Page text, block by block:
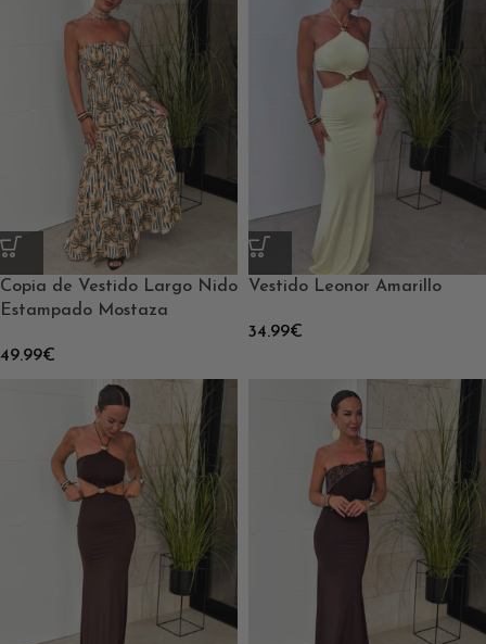
Copia de Vestido Largo Nido
Estampado Mostaza
49.99€
Vestido Leonor Amarillo
34.99€